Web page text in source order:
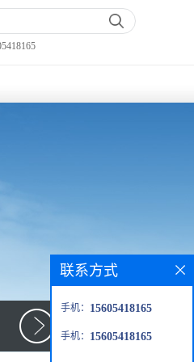
联系方式
手机： 15605418165
手机： 15605418165